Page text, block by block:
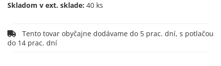
Skladom v ext. sklade: 40 ks
do 14 prac. dní